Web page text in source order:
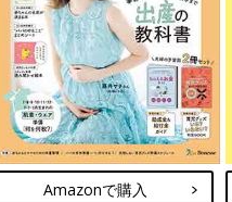
Amazonで購入